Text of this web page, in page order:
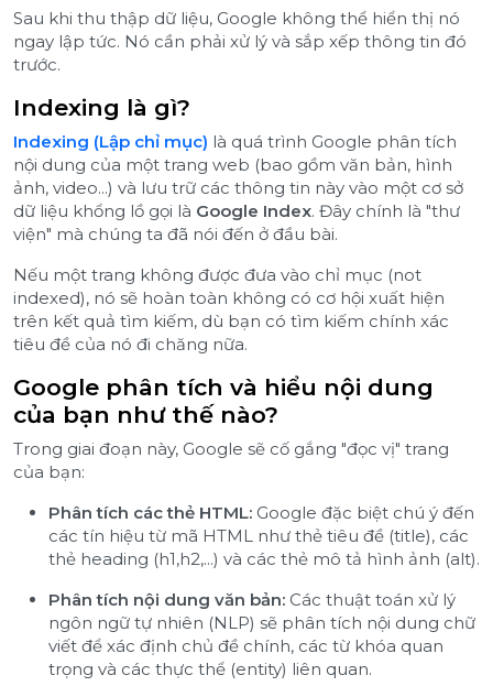
Sau khi thu thập dữ liệu, Google không thể hiển thị nó
ngay lập tức. Nó cần phải xử lý và sắp xếp thông tin đó
trước.
Indexing là gì?
Indexing (Lập chỉ mục) là quá trình Google phân tích
nội dung của một trang web (bao gồm văn bản, hình
ảnh, video...) và lưu trữ các thông tin này vào một cơ sở
dữ liệu khổng lồ gọi là Google Index. Đây chính là "thư
viện" mà chúng ta đã nói đến ở đầu bài.
Nếu một trang không được đưa vào chỉ mục (not
indexed), nó sẽ hoàn toàn không có cơ hội xuất hiện
trên kết quả tìm kiếm, dù bạn có tìm kiếm chính xác
tiêu đề của nó đi chăng nữa.
Google phân tích và hiểu nội dung
của bạn như thế nào?
Trong giai đoạn này, Google sẽ cố gắng "đọc vị" trang
của bạn:
Phân tích các thẻ HTML: Google đặc biệt chú ý đến
các tín hiệu từ mã HTML như thẻ tiêu đề (title), các
thẻ heading (h1,h2,...) và các thẻ mô tả hình ảnh (alt).
Phân tích nội dung văn bản: Các thuật toán xử lý
ngôn ngữ tự nhiên (NLP) sẽ phân tích nội dung chữ
viết để xác định chủ đề chính, các từ khóa quan
trọng và các thực thể (entity) liên quan.